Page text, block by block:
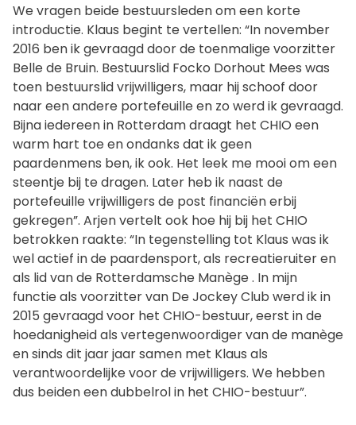
We vragen beide bestuursleden om een korte
introductie. Klaus begint te vertellen: “In november
2016 ben ik gevraagd door de toenmalige voorzitter
Belle de Bruin. Bestuurslid Focko Dorhout Mees was
toen bestuurslid vrijwilligers, maar hij schoof door
naar een andere portefeuille en zo werd ik gevraagd.
Bijna iedereen in Rotterdam draagt het CHIO een
warm hart toe en ondanks dat ik geen
paardenmens ben, ik ook. Het leek me mooi om een
steentje bij te dragen. Later heb ik naast de
portefeuille vrijwilligers de post financiën erbij
gekregen”. Arjen vertelt ook hoe hij bij het CHIO
betrokken raakte: “In tegenstelling tot Klaus was ik
wel actief in de paardensport, als recreatieruiter en
als lid van de Rotterdamsche Manège . In mijn
functie als voorzitter van De Jockey Club werd ik in
2015 gevraagd voor het CHIO-bestuur, eerst in de
hoedanigheid als vertegenwoordiger van de manège
en sinds dit jaar jaar samen met Klaus als
verantwoordelijke voor de vrijwilligers. We hebben
dus beiden een dubbelrol in het CHIO-bestuur”.